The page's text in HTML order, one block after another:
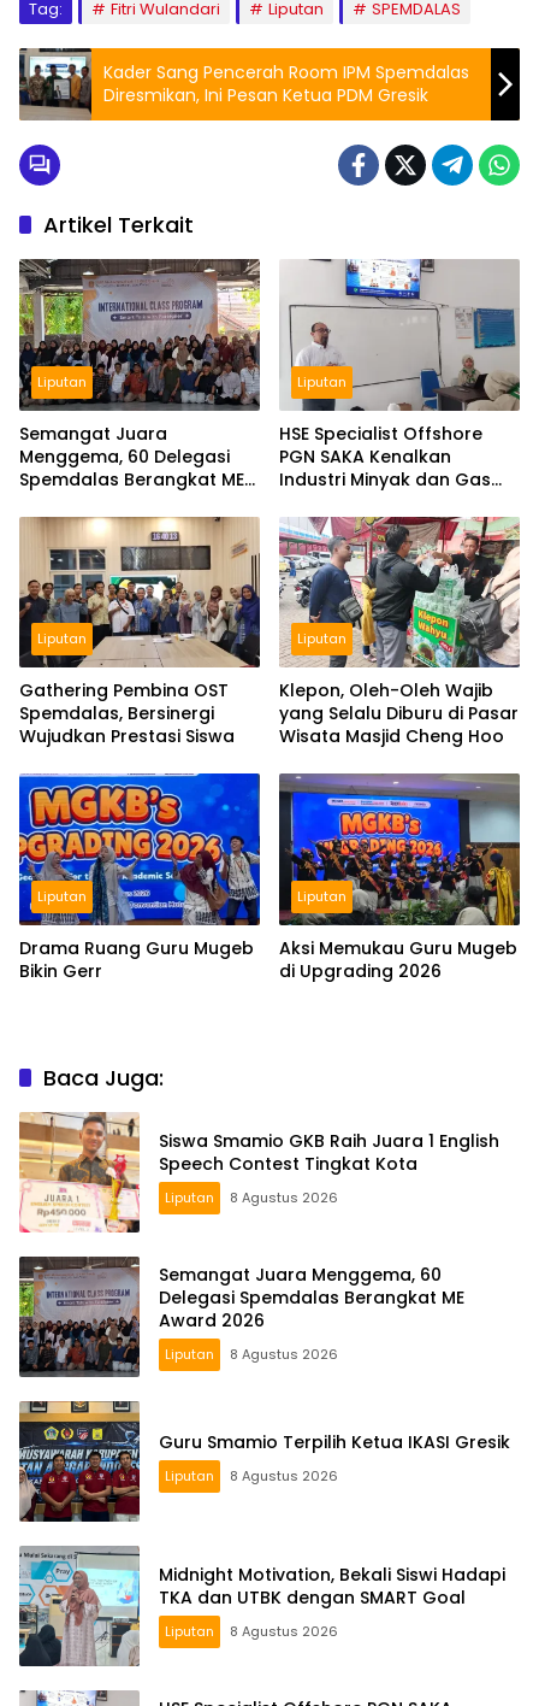
Tag: Fitri Wulandari Liputan SPEMDALAS
Kader Sang Pencerah Room IPM Spemdalas
Diresmikan, Ini Pesan Ketua PDM Gresik
Artikel Terkait
Liputan
Semangat Juara
Menggema, 60 Delegasi
Spemdalas Berangkat ME
Liputan
HSE Specialist Offshore
PGN SAKA Kenalkan
Industri Minyak dan Gas
Liputan
Gathering Pembina OST
Spemdalas, Bersinergi
Wujudkan Prestasi Siswa
Liputan
Klepon, Oleh-Oleh Wajib
yang Selalu Diburu di Pasar
Wisata Masjid Cheng Hoo
Liputan
Drama Ruang Guru Mugeb
Bikin Gerr
Liputan
Aksi Memukau Guru Mugeb
di Upgrading 2026
Baca Juga:
Siswa Smamio GKB Raih Juara 1 English
Speech Contest Tingkat Kota
Liputan 8 Agustus 2026
Semangat Juara Menggema, 60
Delegasi Spemdalas Berangkat ME
Award 2026
Liputan 8 Agustus 2026
Guru Smamio Terpilih Ketua IKASI Gresik
Liputan 8 Agustus 2026
Midnight Motivation, Bekali Siswi Hadapi
TKA dan UTBK dengan SMART Goal
Liputan 8 Agustus 2026